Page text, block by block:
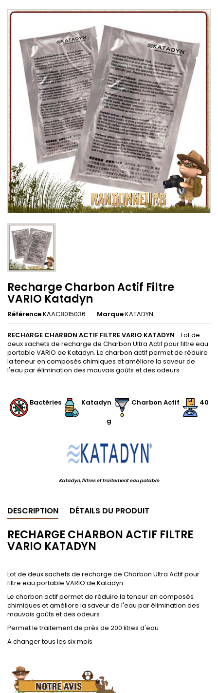
Recharge Charbon Actif Filtre
VARIO Katadyn
RéférenceKAAC8015036 MarqueKATADYN
RECHARGE CHARBON ACTIF FILTRE VARIO KATADYN - Lot de
deux sachets de recharge de Charbon Ultra Actif pour filtre eau
portable VARIO de Katadyn. Le charbon actif permet de réduire
la teneur en composés chimiques et améliore la saveur de
l'eau par élimination des mauvais goûts et des odeurs
Bactéries
Katadyn Charbon Actif
40
g
Katadyn, filtres et traitement eau potable
DESCRIPTION DÉTAILS DU PRODUIT
RECHARGE CHARBON ACTIF FILTRE
VARIO KATADYN
.
Lot de deux sachets de recharge de Charbon Ultra Actif pour
filtre eau portable VARIO de Katadyn.
Le charbon actif permet de réduire la teneur en composés
chimiques et améliore la saveur de l'eau par élimination des
mauvais goûts et des odeurs
Permet le traitement de près de 200 litres d'eau
A changer tous les six mois
.